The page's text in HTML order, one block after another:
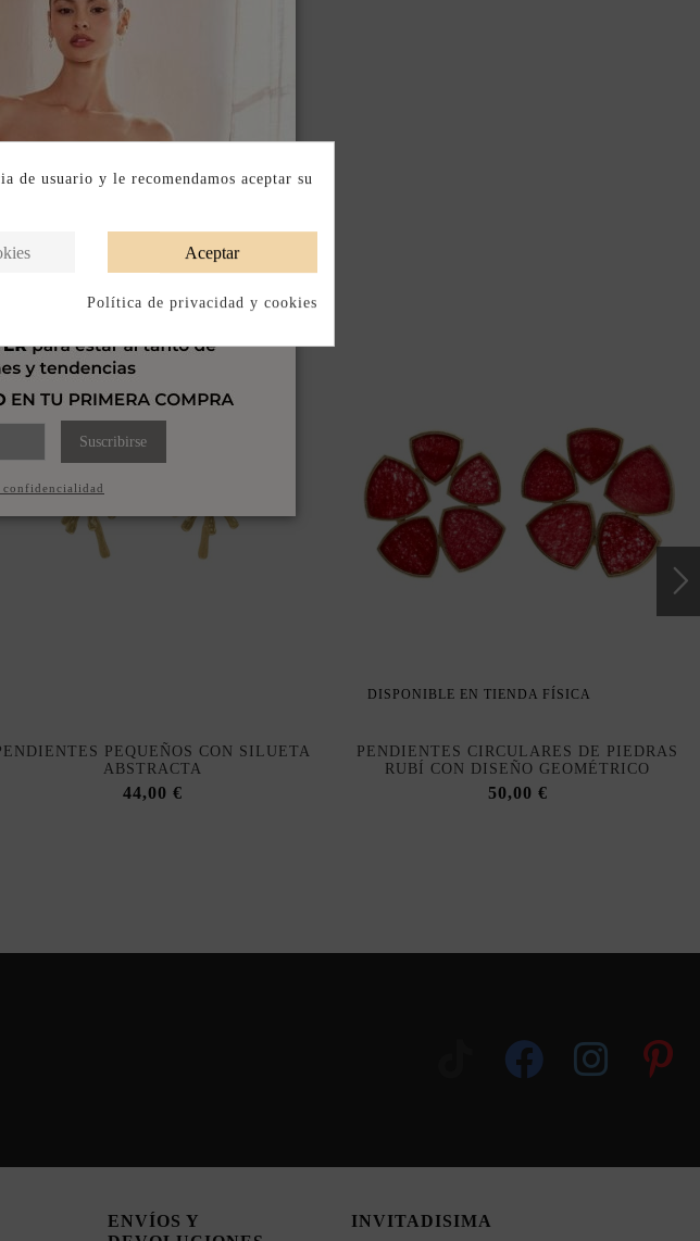
categoría
PEQUEÑOS CON SILUETA
ABSTRACTA
44,00 €
DISPONIBLE EN TIENDA FÍSICA
PENDIENTES CIRCULARES DE PIEDRAS
RUBÍ CON DISEÑO GEOMÉTRICO
50,00 €
ENVÍOS Y
INVITADISIMA
Suscribirse
de usuario y le recomendamos aceptar su
Aceptar
Política de privacidad y cookies